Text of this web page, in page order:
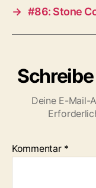
→ #86: Stone
Deine E-Mail-
Kommentar *